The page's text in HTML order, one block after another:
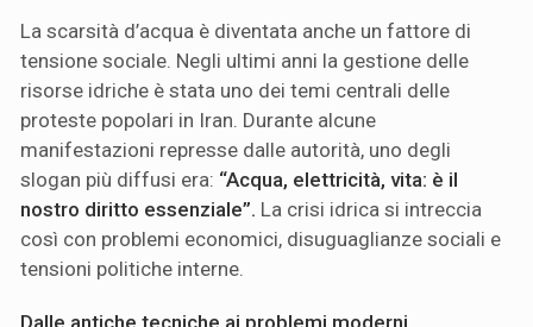
La scarsità d’acqua è diventata anche un fattore di
tensione sociale. Negli ultimi anni la gestione delle
risorse idriche è stata uno dei temi centrali delle
proteste popolari in Iran. Durante alcune
manifestazioni represse dalle autorità, uno degli
slogan più diffusi era: “Acqua, elettricità, vita: è il
nostro diritto essenziale”. La crisi idrica si intreccia
così con problemi economici, disuguaglianze sociali e
tensioni politiche interne.
Dalle antiche tecniche ai problemi moderni